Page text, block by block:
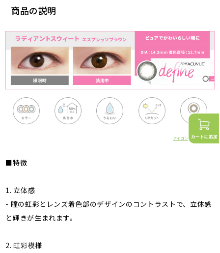
商品の説明
アイコンの詳細はこちら
■特徴
1. 立体感
- 瞳の虹彩とレンズ着色部のデザインのコントラストで、立体感
と輝きが生まれます。
2. 虹彩模様